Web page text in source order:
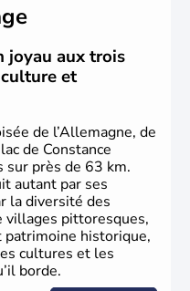
8 millions d'habitants.
de nombreux artistes :
Freud, Romy
Anton Bruckner,
Autrichiens les plus
joyau aux trois
et
de l’Allemagne, de
de Constance
sur près de 63 km.
autant par ses
la diversité des
villages pittoresques,
historique,
cultures et les
borde.